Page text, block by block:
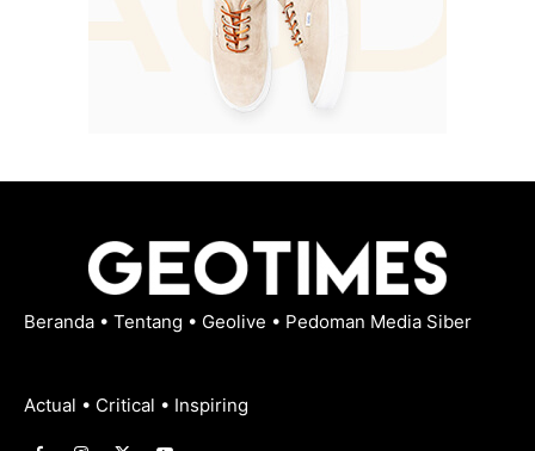
Beranda • Tentang • Geolive • Pedoman Media Siber
Actual • Critical • Inspiring